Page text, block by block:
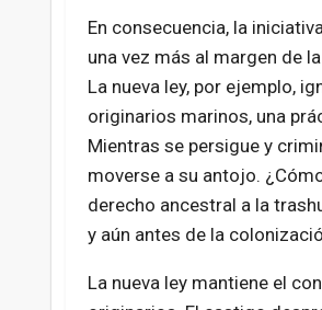
En consecuencia, la
una vez más al margen de
La nueva ley, por ejemplo,
originarios marinos, una
Mientras se persigue y
moverse a su antojo.
derecho ancestral a la
y aún antes de la
La nueva ley mantiene el